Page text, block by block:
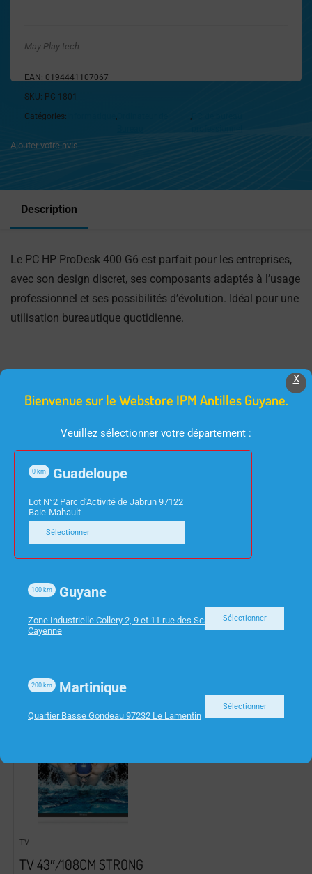
May Play-tech
EAN: 0194441107067
SKU: PC-1801
Catégories:
, ,
Ajouter votre avis
Description
Le PC HP ProDesk 400 G6 est parfait pour les entreprises,
avec son design discret, ses composants adaptés à l’usage
professionnel et ses possibilités d’évolution. Idéal pour une
utilisation bureautique quotidienne.
Produits Similaires
INFORMATIQUE
ECRAN 27″ VIEWSONIC
VA2732-H HDMI VGA
ACCESSOIRES TV
PRE PROGRAMMEE
TV
TV 43″/108CM STRONG
X
Bienvenue sur le Webstore IPM Antilles Guyane.
Veuillez sélectionner votre département :
Guadeloupe
0 km
Lot N°2 Parc d’Activité de Jabrun 97122
Baie-Mahault
Sélectionner
Guyane
100 km
Zone Industrielle Collery 2, 9 et 11 rue des Scarabees 97300
Cayenne
Sélectionner
Martinique
200 km
Quartier Basse Gondeau 97232 Le Lamentin
Sélectionner